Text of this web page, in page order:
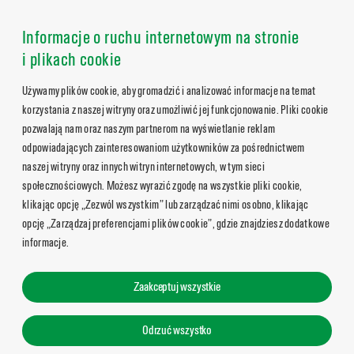
Informacje o ruchu internetowym na stronie
i plikach cookie
Używamy plików cookie, aby gromadzić i analizować informacje na temat
korzystania z naszej witryny oraz umożliwić jej funkcjonowanie. Pliki cookie
pozwalają nam oraz naszym partnerom na wyświetlanie reklam
odpowiadających zainteresowaniom użytkowników za pośrednictwem
naszej witryny oraz innych witryn internetowych, w tym sieci
społecznościowych. Możesz wyrazić zgodę na wszystkie pliki cookie,
klikając opcję „Zezwól wszystkim” lub zarządzać nimi osobno, klikając
opcję „Zarządzaj preferencjami plików cookie”, gdzie znajdziesz dodatkowe
informacje.
Zaakceptuj wszystkie
Odrzuć wszystko